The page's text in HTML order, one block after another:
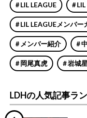
LIL LEAGUE
LIL LEAGUEメンバー
メンバー紹介
岡尾真虎 岩城
LDHの人気記事ラ